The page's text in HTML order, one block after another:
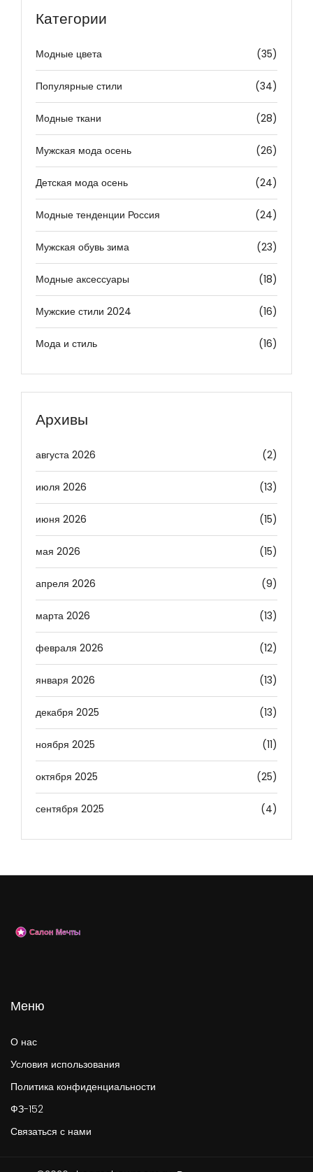
Категории
Модные цвета (35)
Популярные стили (34)
Модные ткани (28)
Мужская мода осень (26)
Детская мода осень (24)
Модные тенденции Россия (24)
Мужская обувь зима (23)
Модные аксессуары (18)
Мужские стили 2024 (16)
Мода и стиль (16)
Архивы
августа 2026 (2)
июля 2026 (13)
июня 2026 (15)
мая 2026 (15)
апреля 2026 (9)
марта 2026 (13)
февраля 2026 (12)
января 2026 (13)
декабря 2025 (13)
ноября 2025 (11)
октября 2025 (25)
сентября 2025 (4)
Меню
О нас
Условия использования
Политика конфиденциальности
ФЗ-152
Связаться с нами